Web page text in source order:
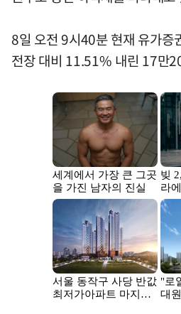
8일 오전 9시40분 현재 유가증
전장 대비 11.51% 내린 17만